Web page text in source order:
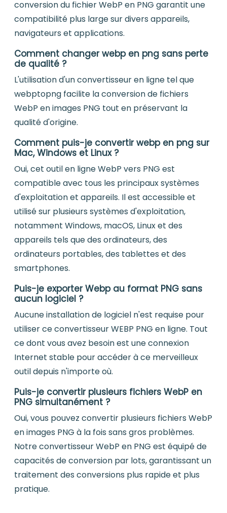
conversion du fichier WebP en PNG garantit une
compatibilité plus large sur divers appareils,
navigateurs et applications.
Comment changer webp en png sans perte
de qualité ?
L'utilisation d'un convertisseur en ligne tel que
webptopng facilite la conversion de fichiers
WebP en images PNG tout en préservant la
qualité d'origine.
Comment puis-je convertir webp en png sur
Mac, Windows et Linux ?
Oui, cet outil en ligne WebP vers PNG est
compatible avec tous les principaux systèmes
d'exploitation et appareils. Il est accessible et
utilisé sur plusieurs systèmes d'exploitation,
notamment Windows, macOS, Linux et des
appareils tels que des ordinateurs, des
ordinateurs portables, des tablettes et des
smartphones.
Puis-je exporter Webp au format PNG sans
aucun logiciel ?
Aucune installation de logiciel n'est requise pour
utiliser ce convertisseur WEBP PNG en ligne. Tout
ce dont vous avez besoin est une connexion
Internet stable pour accéder à ce merveilleux
outil depuis n'importe où.
Puis-je convertir plusieurs fichiers WebP en
PNG simultanément ?
Oui, vous pouvez convertir plusieurs fichiers WebP
en images PNG à la fois sans gros problèmes.
Notre convertisseur WebP en PNG est équipé de
capacités de conversion par lots, garantissant un
traitement des conversions plus rapide et plus
pratique.